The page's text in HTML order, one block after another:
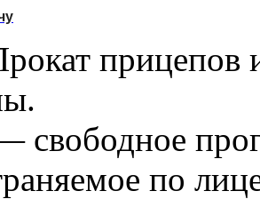
прицепов
свободное
по